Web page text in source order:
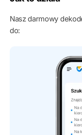
Nasz darmowy
do: